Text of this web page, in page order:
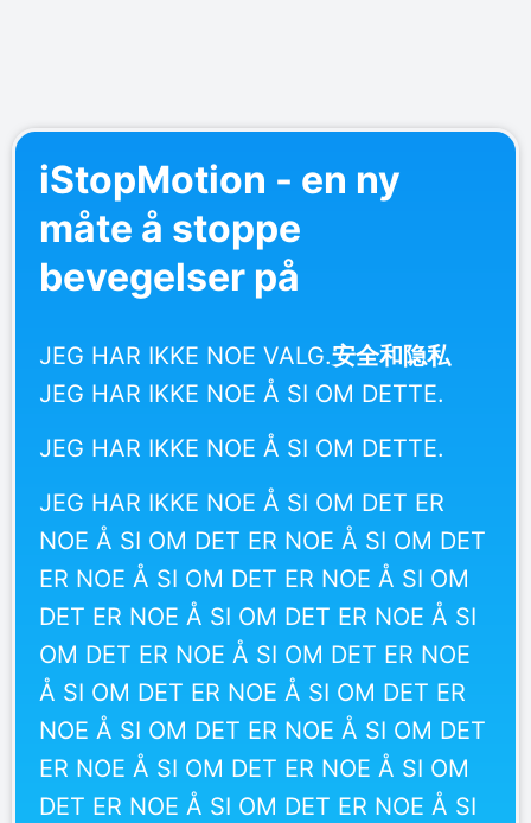
iStopMotion - en ny
måte å stoppe
bevegelser på
JEG HAR IKKE NOE VALG.安全和隐私
JEG HAR IKKE NOE Å SI OM DETTE.
JEG HAR IKKE NOE Å SI OM DETTE.
JEG HAR IKKE NOE Å SI OM DET ER
NOE Å SI OM DET ER NOE Å SI OM DET
ER NOE Å SI OM DET ER NOE Å SI OM
DET ER NOE Å SI OM DET ER NOE Å SI
OM DET ER NOE Å SI OM DET ER NOE
Å SI OM DET ER NOE Å SI OM DET ER
NOE Å SI OM DET ER NOE Å SI OM DET
ER NOE Å SI OM DET ER NOE Å SI OM
DET ER NOE Å SI OM DET ER NOE Å SI